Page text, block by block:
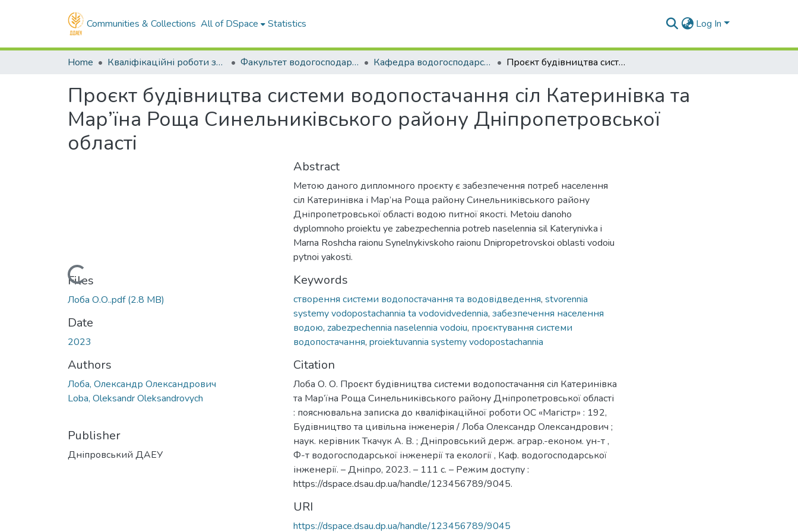
Communities & Collections All of DSpace Statistics Log In
Home Кваліфікаційні роботи здобувачів вищої освіти Факультет водогосподарської інженерії та екології Кафедра водогосподарської інженерії. Магістри Проєкт будівництва системи водопостачання сіл Катеринівка та Мар’їна Роща Синельниківського району Дніпропетровської області
Проєкт будівництва системи водопостачання сіл Катеринівка та
Мар’їна Роща Синельниківського району Дніпропетровської
області
Loading...
Files
Лоба О.О..pdf(2.8 MB)
Date
2023
Authors
Лоба, Олександр Олександрович
Loba, Oleksandr Oleksandrovych
Publisher
Дніпровський ДАЕУ
Abstract
Метою даного дипломного проєкту є забезпечення потреб населення
сіл Катеринівка і Мар’на Роща району Синельниківського району
Дніпропетровської області водою питної якості. Metoiu danoho
dyplomnoho proiektu ye zabezpechennia potreb naselennia sil Katerynivka i
Marna Roshcha raionu Synelnykivskoho raionu Dnipropetrovskoi oblasti vodoiu
pytnoi yakosti.
Keywords
створення системи водопостачання та водовідведення, stvorennia
systemy vodopostachannia ta vodovidvedennia, забезпечення населення
водою, zabezpechennia naselennia vodoiu, проєктування системи
водопостачання, proiektuvannia systemy vodopostachannia
Citation
Лоба О. О. Проєкт будівництва системи водопостачання сіл Катеринівка
та Мар’їна Роща Синельниківського району Дніпропетровської області
: пояснювальна записка до кваліфікаційної роботи ОС «Магістр» : 192,
Будівництво та цивільна інженерія / Лоба Олександр Олександрович ;
наук. керівник Ткачук А. В. ; Дніпровський держ. аграр.-економ. ун-т ,
Ф-т водогосподарської інженерії та екології , Каф. водогосподарської
інженерії. – Дніпро, 2023. – 111 с. – Режим доступу :
https://dspace.dsau.dp.ua/handle/123456789/9045.
URI
https://dspace.dsau.dp.ua/handle/123456789/9045